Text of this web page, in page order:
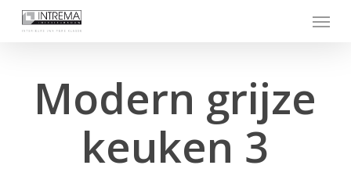
Menu
Modern grijze
keuken 3